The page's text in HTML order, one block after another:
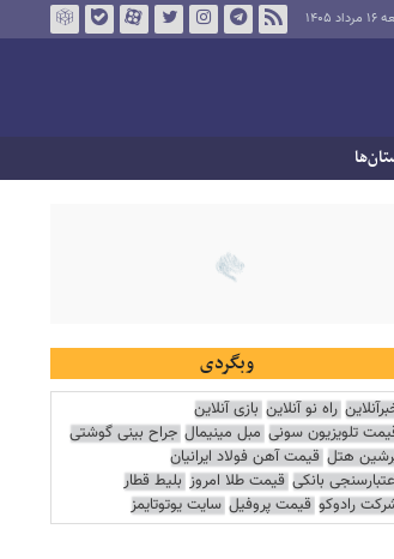
۱۴۰۵
وبگردی
راه نو آنلاین بازی آنلاین
تلویزیون سونی مبل مینیمال جراح بینی گوشتی
هتل قیمت آهن فولاد ایرانیان
بانکی قیمت طلا امروز بلیط قطار
رادوکو قیمت پروفیل سایت یوتوتایمز